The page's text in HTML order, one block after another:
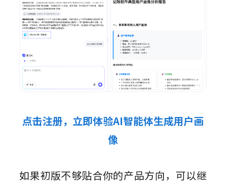
点击注册，立即体验AI智能体生成用户画
像
如果初版不够贴合你的产品方向，可以继